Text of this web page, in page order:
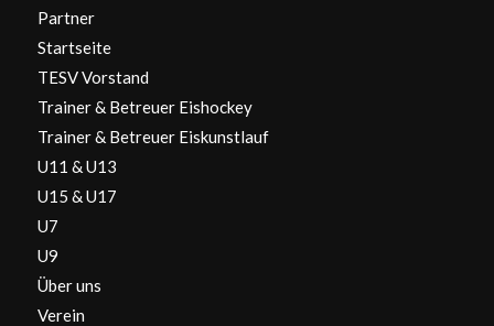
Partner
Startseite
TESV Vorstand
Trainer & Betreuer Eishockey
Trainer & Betreuer Eiskunstlauf
U11 & U13
U15 & U17
U7
U9
Über uns
Verein